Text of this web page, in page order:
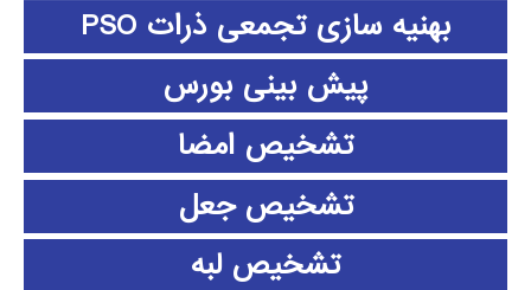
بهنیه سازی تجمعی ذرات PSO
پیش بینی بورس
تشخیص امضا
تشخیص جعل
تشخیص لبه